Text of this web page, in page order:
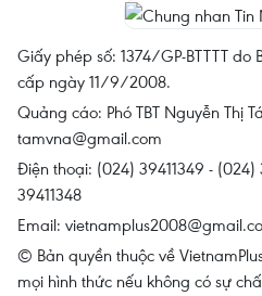
Giấy phép số: 1374/GP-BTTTT do
cấp ngày 11/9/2008.
Quảng cáo: Phó TBT Nguyễn Thị
tamvna@gmail.com
Điện thoại: (024) 39411349 - (024)
39411348
Email:
© Bản quyền thuộc về
mọi hình thức nếu không có sự